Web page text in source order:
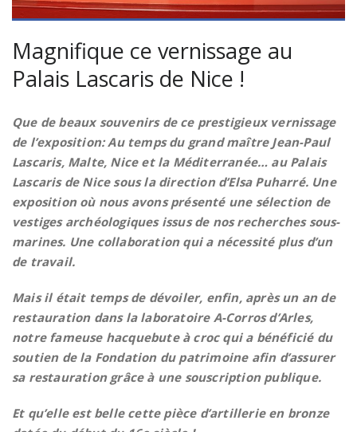
Magnifique ce vernissage au
Palais Lascaris de Nice !
Que de beaux souvenirs de ce prestigieux vernissage
de l’exposition: Au temps du grand maître Jean-Paul
Lascaris, Malte, Nice et la Méditerranée… au Palais
Lascaris de Nice sous la direction d’Elsa Puharré. Une
exposition où nous avons présenté une sélection de
vestiges archéologiques issus de nos recherches sous-
marines. Une collaboration qui a nécessité plus d’un
de travail.
Mais il était temps de dévoiler, enfin, après un an de
restauration dans la laboratoire A-Corros d’Arles,
notre fameuse hacquebute à croc qui a bénéficié du
soutien de la Fondation du patrimoine afin d’assurer
sa restauration grâce à une souscription publique.
Et qu’elle est belle cette pièce d’artillerie en bronze